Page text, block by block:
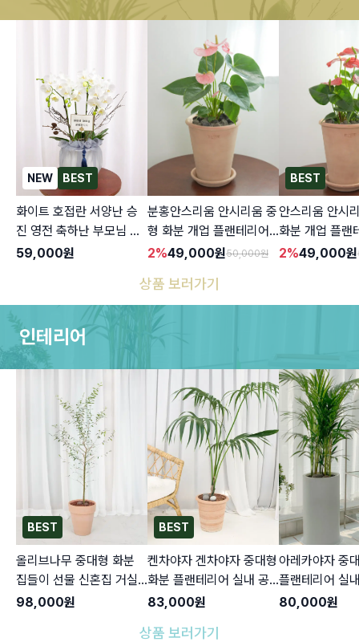
NEW BEST
화이트 호접란 서양난 승
진 영전 축하난 부모님 선
물 꽃배달 개업화분 오픈
59,000원
분홍안스리움 안시리움 중
형 화분 개업 플랜테리어
실내공기정화식물 인테리
2%49,000원50,000원
BEST
안스리움 안시
화분 개업 플랜
내공기정화식
2%49,000원
상품 보러가기
인테리어
BEST
올리브나무 중대형 화분
집들이 선물 신혼집 거실
카페 개업 개원 축하 배달
98,000원
BEST
켄차야자 겐차야자 중대형
화분 플랜테리어 실내 공
기정화식물 인테리어 승진
83,000원
아레카야자 중
플랜테리어 실
식물 인테리어
80,000원
상품 보러가기